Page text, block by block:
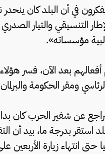
يفكرون في أن البلد كان
أغسطس بين قوى الإطار التنسيقي
مؤسساته».
بعد الآن، فسر
ومقر الحكومة
عن شفير الحرب
استقر بدرجة ما، بيد أن
زيارة الأربعين على